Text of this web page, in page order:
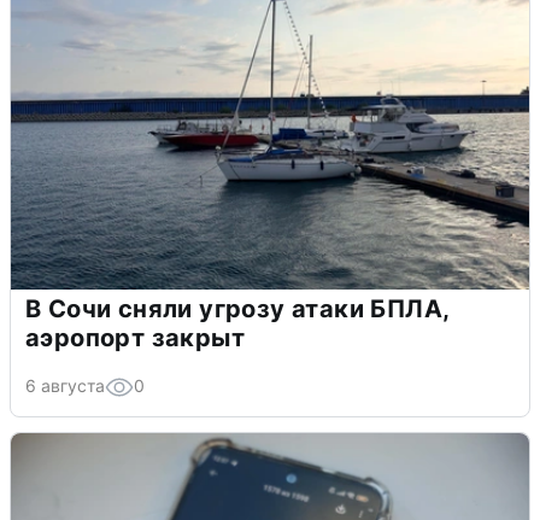
В Сочи сняли угрозу атаки БПЛА,
аэропорт закрыт
6 августа 0